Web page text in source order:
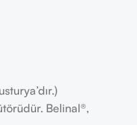
Belinal®,